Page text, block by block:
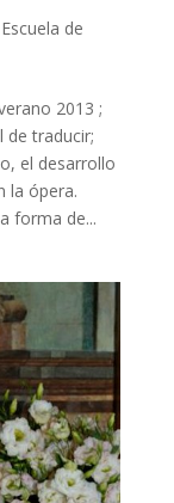
Escuela de
2013 ;
de traducir;
el desarrollo
la ópera.
forma de...